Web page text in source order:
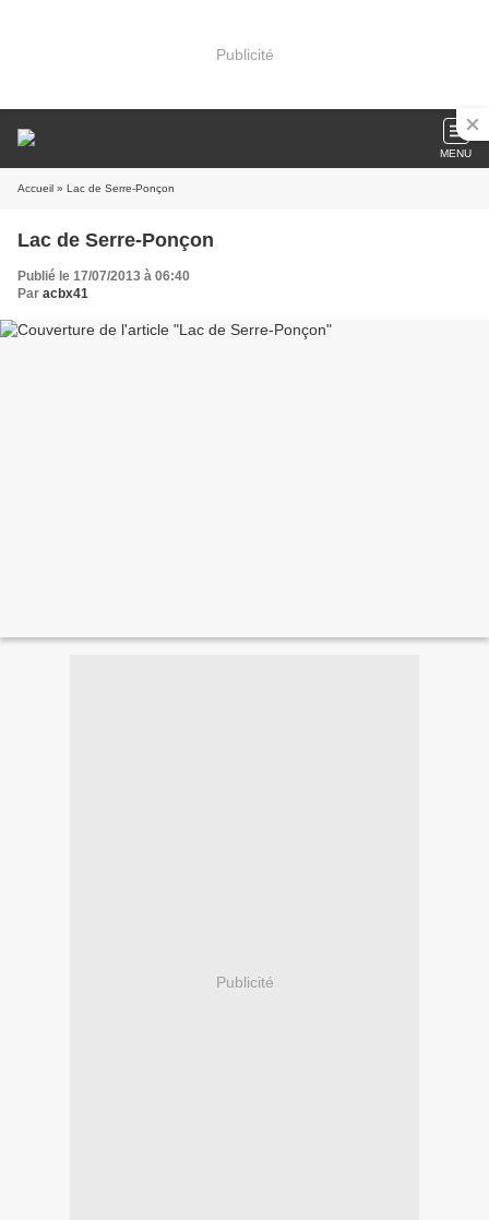
Publicité
MENU
Accueil » Lac de Serre-Ponçon
Lac de Serre-Ponçon
Publié le 17/07/2013 à 06:40
Par acbx41
Publicité